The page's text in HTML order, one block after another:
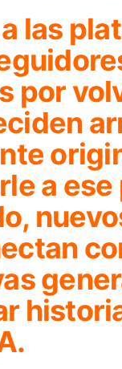
las
por
a